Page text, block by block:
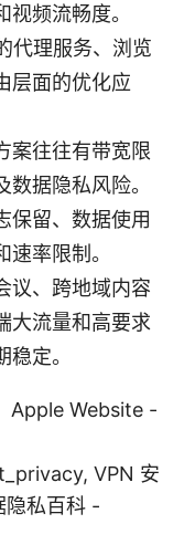
频流畅度。
代理服务、浏览
层面的优化应
案往往有带宽限
据隐私风险。
保留、数据使用
率限制。
议、跨地域内容
大流量和高要求
定。
Apple Website -
VPN 安
私百科 -